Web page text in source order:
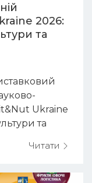
2026:
та
Ukraine
та
і
Читати